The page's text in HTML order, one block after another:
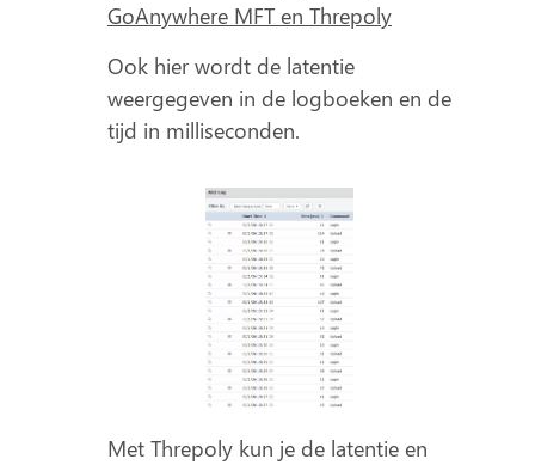
GoAnywhere MFT en Threpoly
Ook hier wordt de latentie
weergegeven in de logboeken en de
tijd in milliseconden.
Met Threpoly kun je de latentie en